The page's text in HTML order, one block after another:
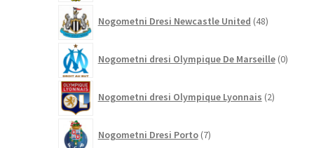
Nogometni Dresi Newcastle United 48izdelkov
Nogometni dresi Olympique De Marseille 0
Nogometni dresi Olympique Lyonnais 2izdelka
Nogometni Dresi Porto 7izdelkov